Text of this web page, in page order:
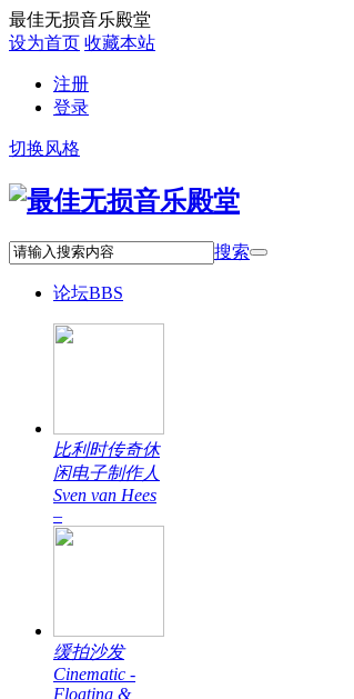
最佳无损音乐殿堂
设为首页 收藏本站
注册
登录
切换风格
搜索
论坛BBS
比利时传奇休
闲电子制作人
Sven van Hees
–
缓拍沙发
Cinematic -
Floating &